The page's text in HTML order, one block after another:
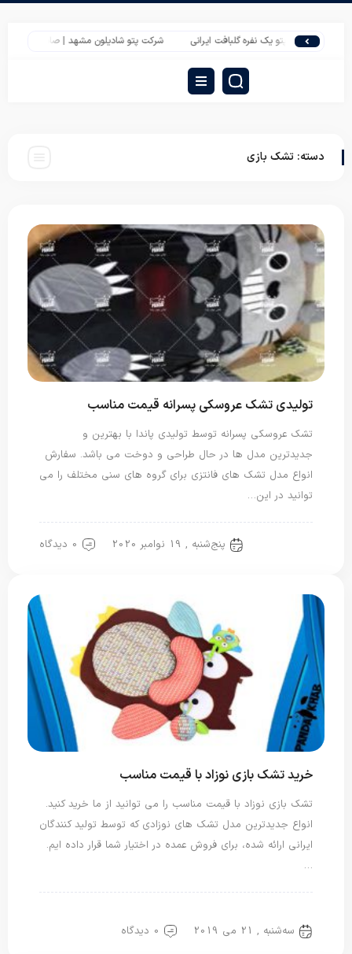
لیست قیمت پتو یک نفره گلبافت ایرانی شرکت پتو شادیلون مشهد | صادرات پتو گل
دسته: تشک بازی
تولیدی تشک عروسکی پسرانه قیمت مناسب
تشک عروسکی پسرانه توسط تولیدی پاندا با بهترین و
جدیدترین مدل ها در حال طراحی و دوخت می باشد. سفارش
انواع مدل تشک های فانتزی برای گروه های سنی مختلف را می
توانید در این…
پنج‌شنبه , 19 نوامبر 2020 0 دیدگاه
خرید تشک بازی نوزاد با قیمت مناسب
تشک بازی نوزاد با قیمت مناسب را می توانید از ما خرید کنید.
انواع جدیدترین مدل تشک های نوزادی که توسط تولید کنندگان
ایرانی ارائه شده، برای فروش عمده در اختیار شما قرار داده ایم.
…
سه‌شنبه , 21 می 2019 0 دیدگاه